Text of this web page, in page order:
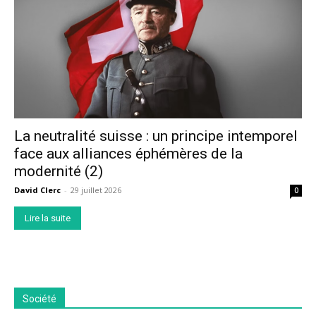
La neutralité suisse : un principe intemporel
face aux alliances éphémères de la
modernité (2)
David Clerc - 29 juillet 2026 0
Lire la suite
Société